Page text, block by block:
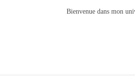
Bienvenue dans mon